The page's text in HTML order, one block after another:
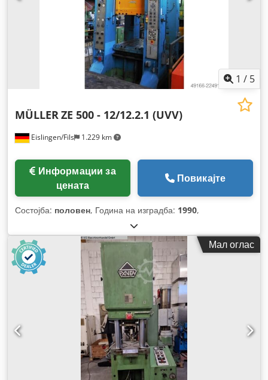
1 / 5
Eislingen/Fils 1.229 km
MÜLLERZE 500 - 12/12.2.1 (UVV)
цената
Повикајте
Состојба: половен, Година на изградба: 1990,
Мал оглас